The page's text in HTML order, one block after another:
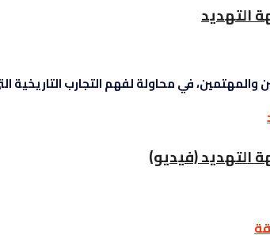
التهديد
والمهتمين، في محاولة لفهم التجارب التاريخية
التهديد (فيديو)